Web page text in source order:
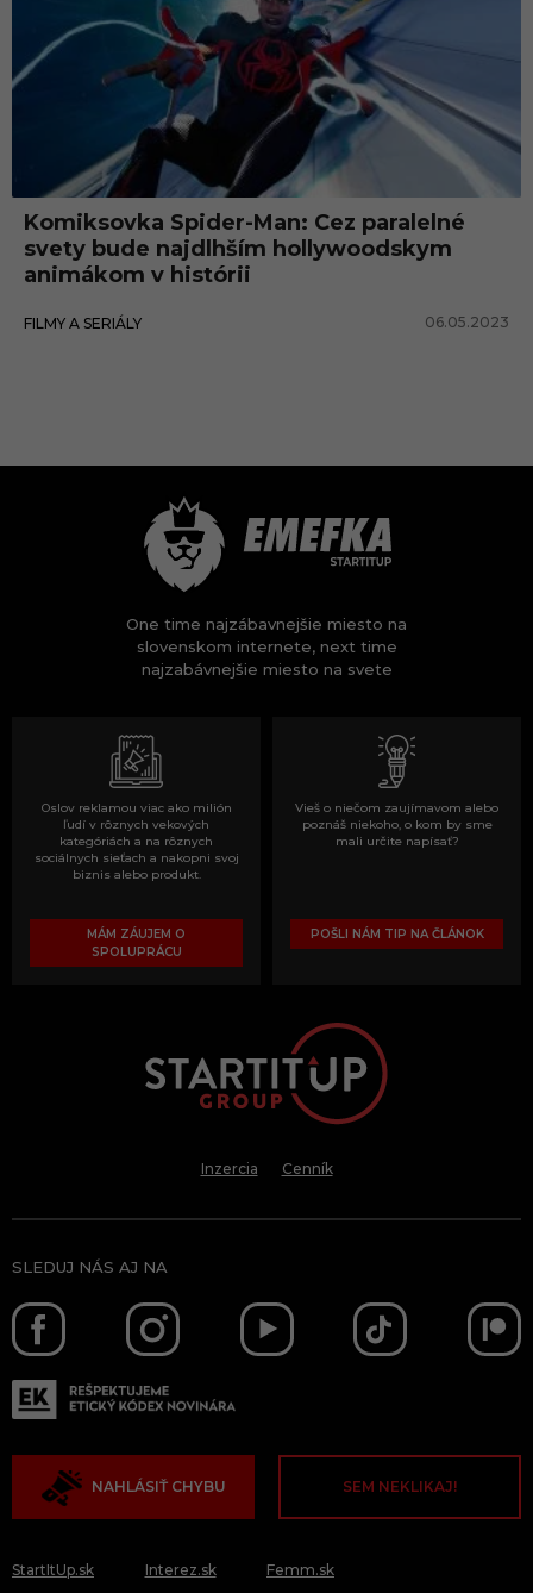
Komiksovka Spider-Man: Cez paralelné
svety bude najdlhším hollywoodskym
animákom v histórii
FILMY A SERIÁLY 06.05.2023
One time najzábavnejšie miesto na
slovenskom internete, next time
najzabávnejšie miesto na svete
Oslov reklamou viac ako milión
ľudí v rôznych vekových
kategóriách a na rôznych
sociálnych sieťach a nakopni svoj
biznis alebo produkt.
MÁM ZÁUJEM O
SPOLUPRÁCU
Vieš o niečom zaujímavom alebo
poznáš niekoho, o kom by sme
mali určite napísať?
POŠLI NÁM TIP NA ČLÁNOK
Inzercia Cenník
SLEDUJ NÁS AJ NA
NAHLÁSIŤ CHYBU SEM NEKLIKAJ!
StartItUp.sk Interez.sk Femm.sk